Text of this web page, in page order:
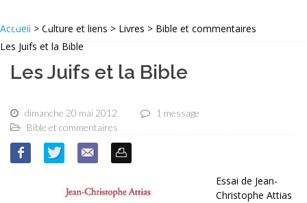
Accueil > Culture et liens > Livres > Bible et commentaires
Les Juifs et la Bible
Les Juifs et la Bible
dimanche 20 mai 2012
1 message
Bible et commentaires
Essai de Jean-
Christophe Attias